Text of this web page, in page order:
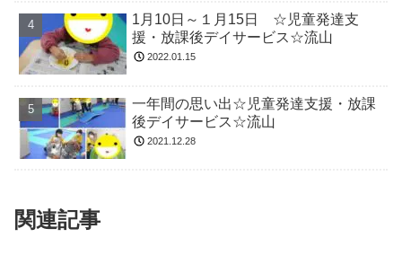
1月10日～１月15日 ☆児童発達支
援・放課後デイサービス☆流山
2022.01.15
一年間の思い出☆児童発達支援・放課
後デイサービス☆流山
2021.12.28
関連記事